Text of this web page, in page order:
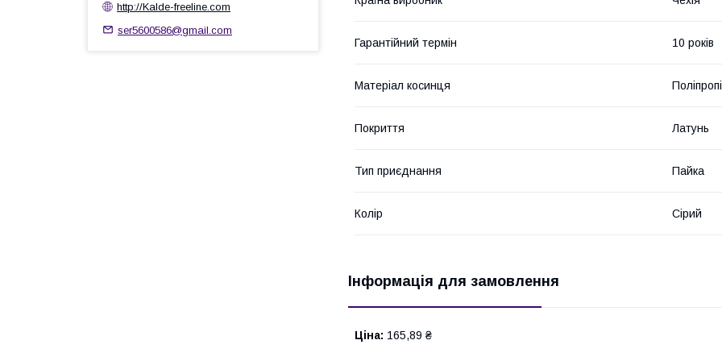
Гарантійний термін 10 років
Матеріал косинця
Покриття Латунь
Тип приєднання Пайка
Колір Сірий
Інформація для замовлення
Ціна: 165,89 ₴
http://Kalde-freeline.com
ser5600586@gmail.com